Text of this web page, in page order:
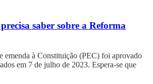
saber sobre a Reforma
emenda à Constituição (PEC) foi aprovado
em 7 de julho de 2023. Espera-se que